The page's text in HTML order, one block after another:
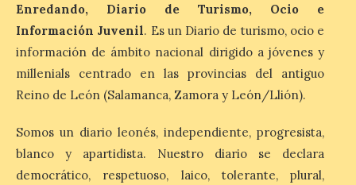
7 Ago 2026
León es la provincia más
económica (116€/noche),
pero también una de las
más agotadas: solo un 4%
Zamora, Palencia y Álava son las
provincias con menos margen: apenas un
1% de los alojamientos siguen libres para
esas […]
Enredando, Diario de Turismo, Ocio e
Información Juvenil. Es un Diario de turismo, ocio e
información de ámbito nacional dirigido a jóvenes y
millenials centrado en las provincias del antiguo
Reino de León (Salamanca, Zamora y León/Llión).
Somos un diario leonés, independiente, progresista,
blanco y apartidista. Nuestro diario se declara
democrático, respetuoso, laico, tolerante, plural,